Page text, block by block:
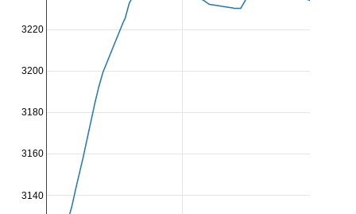
3140
3160
3180
3200
3220